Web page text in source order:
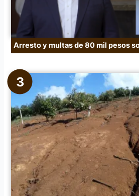
Arresto y multas de 80 mil pesos